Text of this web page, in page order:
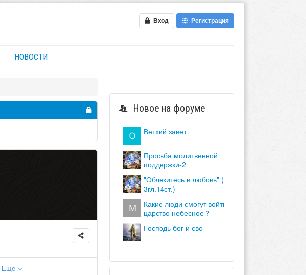
Вход Регистрация
НОВОСТИ
Еще
Новое на форуме
ветхий завет
просьба молитвенной
поддержки-2
"облекитесь в любовь" (кол.
3гл.14ст.)
какие люди смогут войти в
царство небесное？
господь бог и сво